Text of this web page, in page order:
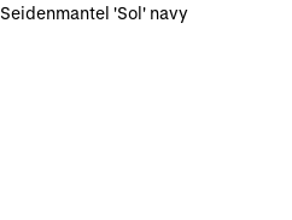
Seidenmantel 'Sol' navy